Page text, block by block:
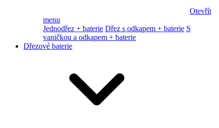
Otevřít
menu
Jednodřez + baterie Dřez s odkapem + baterie S
vaničkou a odkapem + baterie
Dřezové baterie